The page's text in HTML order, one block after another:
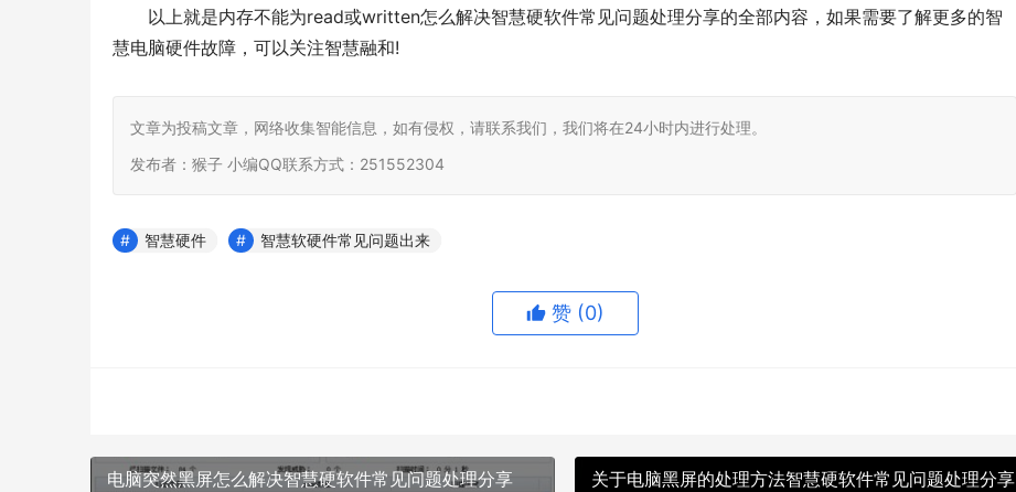
以上就是内存不能为read或written怎么解决智慧硬软件常见问题处理分享的全部内容，如果需要了解更多的智
慧电脑硬件故障，可以关注智慧融和
文章为投稿文章，网络收集智能信息，如有侵权，请联系我们，我们将在24小时内进行处理。
发布者：猴子 小编QQ联系方式：251552304
智慧硬件 智慧软硬件常见问题出来
赞 (0)
电脑突然黑屏怎么解决智慧硬软件常见问题处理分享 关于电脑黑屏的处理方法智慧硬软件常见问题处理分享